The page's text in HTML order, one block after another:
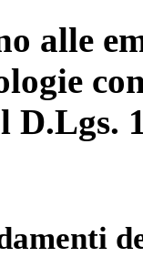
alle
D.Lgs.